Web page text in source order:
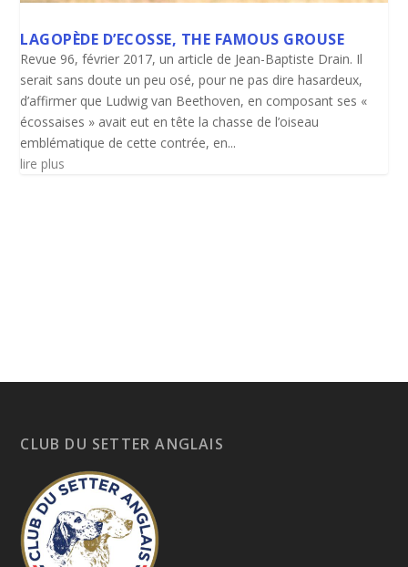
LAGOPÈDE D’ECOSSE, THE FAMOUS GROUSE
Revue 96, février 2017, un article de Jean-Baptiste Drain. Il
serait sans doute un peu osé, pour ne pas dire hasardeux,
d’affirmer que Ludwig van Beethoven, en composant ses «
écossaises » avait eut en tête la chasse de l’oiseau
emblématique de cette contrée, en...
lire plus
CLUB DU SETTER ANGLAIS